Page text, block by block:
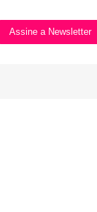
Assine a Newsletter